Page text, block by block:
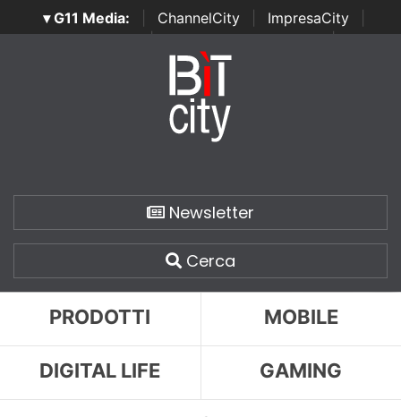
▾ G11 Media: ChannelCity ImpresaCity
SecurityOpenLab | Italian Channel Awards | Italian
Italian Security Awards
Newsletter
Cerca
PRODOTTI MOBILE
DIGITAL LIFE GAMING